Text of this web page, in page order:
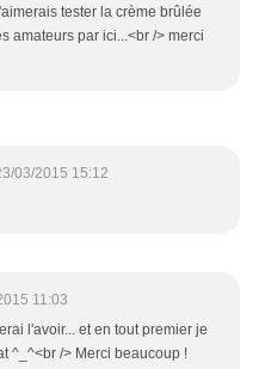
tester la crème brûlée
amateurs par ici...<br /> merci
03/2015 15:12
11:03
l'avoir... et en tout premier je
^_^<br /> Merci beaucoup !